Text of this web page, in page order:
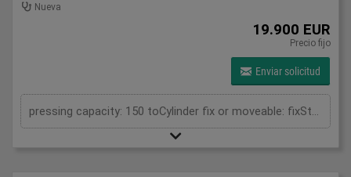
Nueva
19.900 EUR
Precio fijo
Enviar solicitud
pressing capacity: 150 toCylinder fix or moveable: fixStroke: 300 mmDaylight: 610 mmDistance between columns: 1020 mmRapid speed: 9 mm/sWorking speed: 5 mm/sRetraction speed: 10 mm/sTable: 600x1020 mmHole in table: 100 mmHole distance: 190 mmLength: 2110 mmWidth: 1000 mmHeight: 2470 mmWeight: 2450 kg